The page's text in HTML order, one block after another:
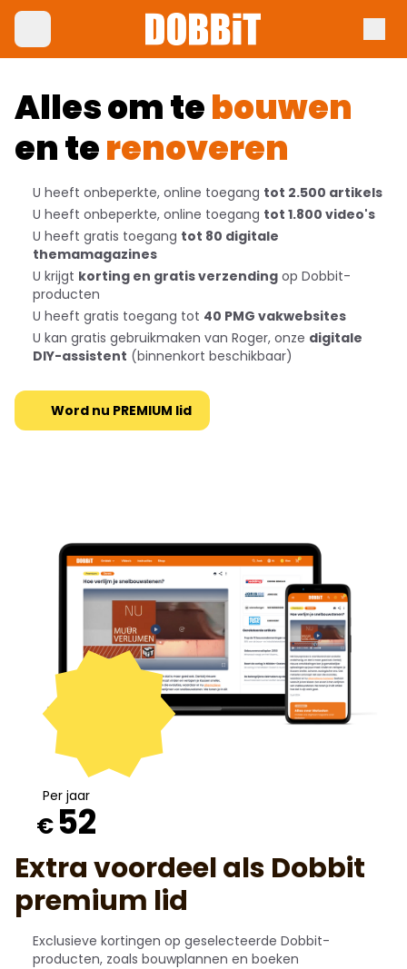
Alles om tebouwen
en terenoveren
U heeft onbeperkte, online toegang tot 2.500 artikels
U heeft onbeperkte, online toegang tot 1.800 video's
U heeft gratis toegang tot 80 digitale
themamagazines
U krijgt korting en gratis verzending op Dobbit-
producten
U heeft gratis toegang tot 40 PMG vakwebsites
U kan gratis gebruikmaken van Roger, onze digitale
DIY-assistent (binnenkort beschikbaar)
Word nu PREMIUM lid
Per jaar
€ 52
Extra voordeel als Dobbit
premium lid
Exclusieve kortingen op geselecteerde Dobbit-
producten, zoals bouwplannen en boeken